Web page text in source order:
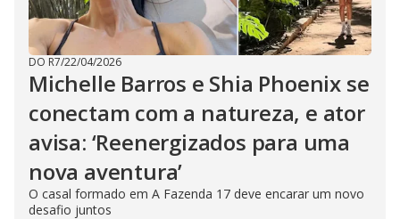
DO R7/22/04/2026
Michelle Barros e Shia Phoenix se
conectam com a natureza, e ator
avisa: ‘Reenergizados para uma
nova aventura’
O casal formado em A Fazenda 17 deve encarar um novo
desafio juntos